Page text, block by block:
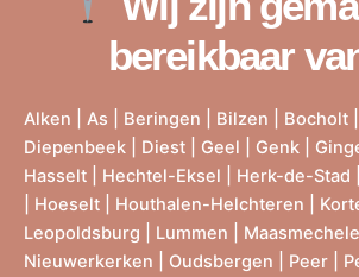
bereikbaar
Alken As Beringen Bilzen Bocholt
Diepenbeek
Diest Geel Genk
Hasselt
Hechtel-Eksel Herk-de-Stad
Hoeselt Houthalen-Helchteren
Leopoldsburg
Lummen
Nieuwerkerken
Oudsbergen Peer